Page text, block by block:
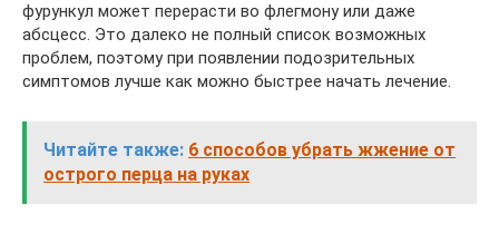
фурункул может перерасти во флегмону или даже
абсцесс. Это далеко не полный список возможных
проблем, поэтому при появлении подозрительных
симптомов лучше как можно быстрее начать лечение.
Читайте также: 6 способов убрать жжение от
острого перца на руках